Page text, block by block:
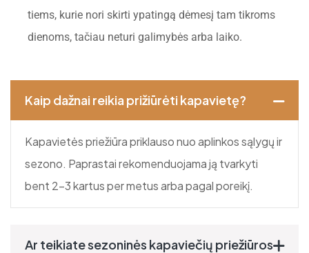
tiems, kurie nori skirti ypatingą dėmesį tam tikroms
dienoms, tačiau neturi galimybės arba laiko.
Kaip dažnai reikia prižiūrėti kapavietę?
Kapavietės priežiūra priklauso nuo aplinkos sąlygų ir
sezono. Paprastai rekomenduojama ją tvarkyti
bent 2–3 kartus per metus arba pagal poreikį.
Ar teikiate sezoninės kapaviečių priežiūros